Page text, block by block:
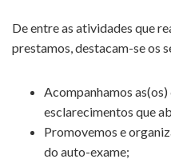
De entre as atividades que
prestamos, destacam-se os
Acompanhamos
esclarecimentos que
Promovemos e
do auto-exame;